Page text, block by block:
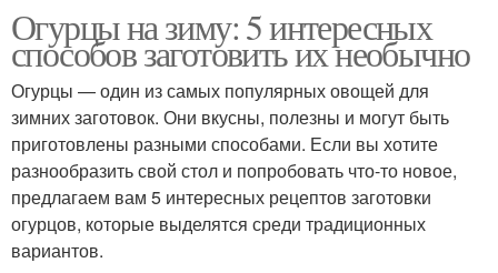
Огурцы на зиму: 5 интересных
способов заготовить их необычно
Огурцы — один из самых популярных овощей для
зимних заготовок. Они вкусны, полезны и могут быть
приготовлены разными способами. Если вы хотите
разнообразить свой стол и попробовать что-то новое,
предлагаем вам 5 интересных рецептов заготовки
огурцов, которые выделятся среди традиционных
вариантов.